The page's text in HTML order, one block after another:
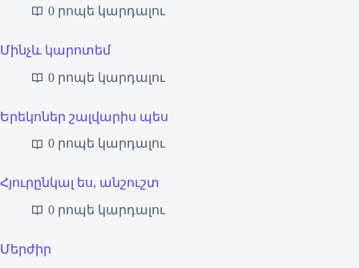
0 րոպե կարդալու
Մինչև կարոտեմ
0 րոպե կարդալու
Երեկոներ շալվարիս պես
0 րոպե կարդալու
Հյուրընկալ ես, անշուշտ
0 րոպե կարդալու
Մերժիր